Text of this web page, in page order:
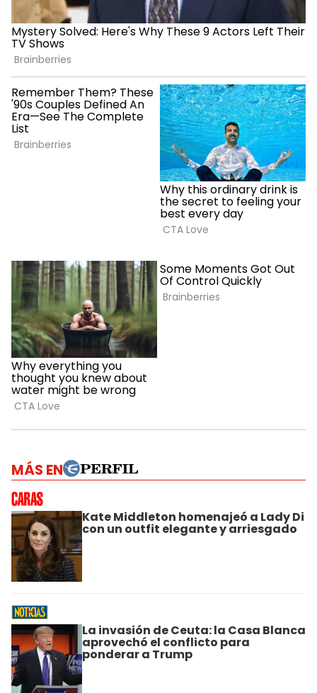
MÁS EN
Kate Middleton homenajeó a Lady Di
con un outfit elegante y arriesgado
La invasión de Ceuta: la Casa Blanca
aprovechó el conflicto para
ponderar a Trump